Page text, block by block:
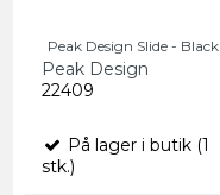
Peak Design Slide - Black
Peak Design
22409
På lager i butik (1
stk.)